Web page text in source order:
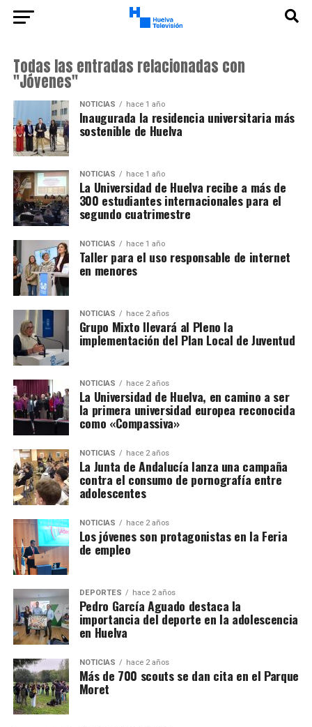
Todas las entradas relacionadas con
"Jóvenes"
NOTICIAS hace 1 año
Inaugurada la residencia universitaria más
sostenible de Huelva
NOTICIAS hace 1 año
La Universidad de Huelva recibe a más de
300 estudiantes internacionales para el
segundo cuatrimestre
NOTICIAS hace 1 año
Taller para el uso responsable de internet
en menores
NOTICIAS hace 2 años
Grupo Mixto llevará al Pleno la
implementación del Plan Local de Juventud
NOTICIAS hace 2 años
La Universidad de Huelva, en camino a ser
la primera universidad europea reconocida
como «Compassiva»
NOTICIAS hace 2 años
La Junta de Andalucía lanza una campaña
contra el consumo de pornografía entre
adolescentes
NOTICIAS hace 2 años
Los jóvenes son protagonistas en la Feria
de empleo
DEPORTES hace 2 años
Pedro García Aguado destaca la
importancia del deporte en la adolescencia
en Huelva
NOTICIAS hace 2 años
Más de 700 scouts se dan cita en el Parque
Moret